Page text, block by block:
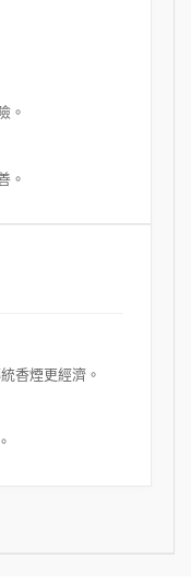
。
。
香煙更經濟。